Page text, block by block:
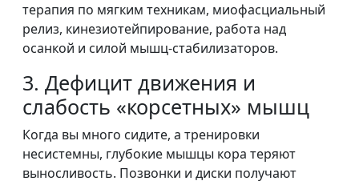
терапия по мягким техникам, миофасциальный
релиз, кинезиотейпирование, работа над
осанкой и силой мышц-стабилизаторов.
3. Дефицит движения и
слабость «корсетных» мышц
Когда вы много сидите, а тренировки
несистемны, глубокие мышцы кора теряют
выносливость. Позвонки и диски получают